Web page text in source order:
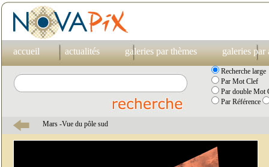
accueil actualités galeries par thèmes galeries par
Recherche large
Par Mot Clef
Par double Mot
Par Référence
Mars -Vue du pôle sud